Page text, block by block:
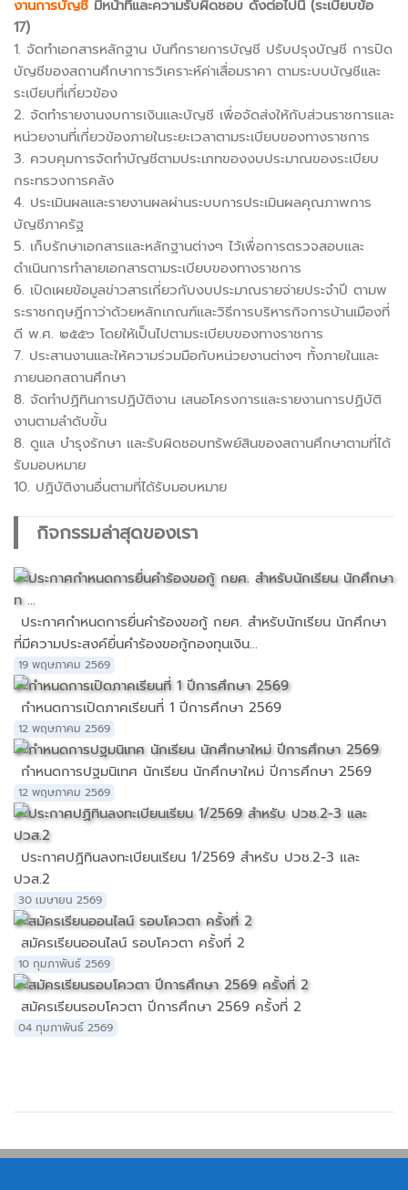
งานการบัญชี มีหน้าที่และความรับผิดชอบ ดังต่อไปนี้ (ระเบียบข้อ
17)
1. จัดทำเอกสารหลักฐาน บันทึกรายการบัญชี ปรับปรุงบัญชี การปิด
บัญชีของสถานศึกษาการวิเคราะห์ค่าเสื่อมราคา ตามระบบบัญชีและ
ระเบียบที่เกี่ยวข้อง
2. จัดทำรายงานงบการเงินและบัญชี เพื่อจัดส่งให้กับส่วนราชการและ
หน่วยงานที่เกี่ยวข้องภายในระยะเวลาตามระเบียบของทางราชการ
3. ควบคุมการจัดทำบัญชีตามประเภทของงบประมาณของระเบียบ
กระทรวงการคลัง
4. ประเมินผลและรายงานผลผ่านระบบการประเมินผลคุณภาพการ
บัญชีภาครัฐ
5. เก็บรักษาเอกสารและหลักฐานต่างๆ ไว้เพื่อการตรวจสอบและ
ดำเนินการทำลายเอกสารตามระเบียบของทางราชการ
6. เปิดเผยข้อมูลข่าวสารเกี่ยวกับงบประมาณรายจ่ายประจำปี ตามพ
ระราชกฤษฎีกาว่าด้วยหลักเกณฑ์และวิธีการบริหารกิจการบ้านเมืองที่
ดี พ.ศ. ๒๕๕๖ โดยให้เป็นไปตามระเบียบของทางราชการ
7. ประสานงานและให้ความร่วมมือกับหน่วยงานต่างๆ ทั้งภายในและ
ภายนอกสถานศึกษา
8. จัดทำปฏิทินการปฏิบัติงาน เสนอโครงการและรายงานการปฏิบัติ
งานตามลำดับขั้น
8. ดูแล บำรุงรักษา และรับผิดชอบทรัพย์สินของสถานศึกษาตามที่ได้
รับมอบหมาย
10. ปฏิบัติงานอื่นตามที่ได้รับมอบหมาย
กิจกรรมล่าสุดของเรา
ประกาศกำหนดการยื่นคำร้องขอกู้ กยศ. สำหรับนักเรียน นักศึกษา
ที่มีความประสงค์ยื่นคำร้องขอกู้กองทุนเงิน...
19 พฤษภาคม 2569
กำหนดการเปิดภาคเรียนที่ 1 ปีการศึกษา 2569
12 พฤษภาคม 2569
กำหนดการปฐมนิเทศ นักเรียน นักศึกษาใหม่ ปีการศึกษา 2569
12 พฤษภาคม 2569
ประกาศปฏิทินลงทะเบียนเรียน 1/2569 สำหรับ ปวช.2-3 และ
ปวส.2
30 เมษายน 2569
สมัครเรียนออนไลน์ รอบโควตา ครั้งที่ 2
10 กุมภาพันธ์ 2569
สมัครเรียนรอบโควตา ปีการศึกษา 2569 ครั้งที่ 2
04 กุมภาพันธ์ 2569